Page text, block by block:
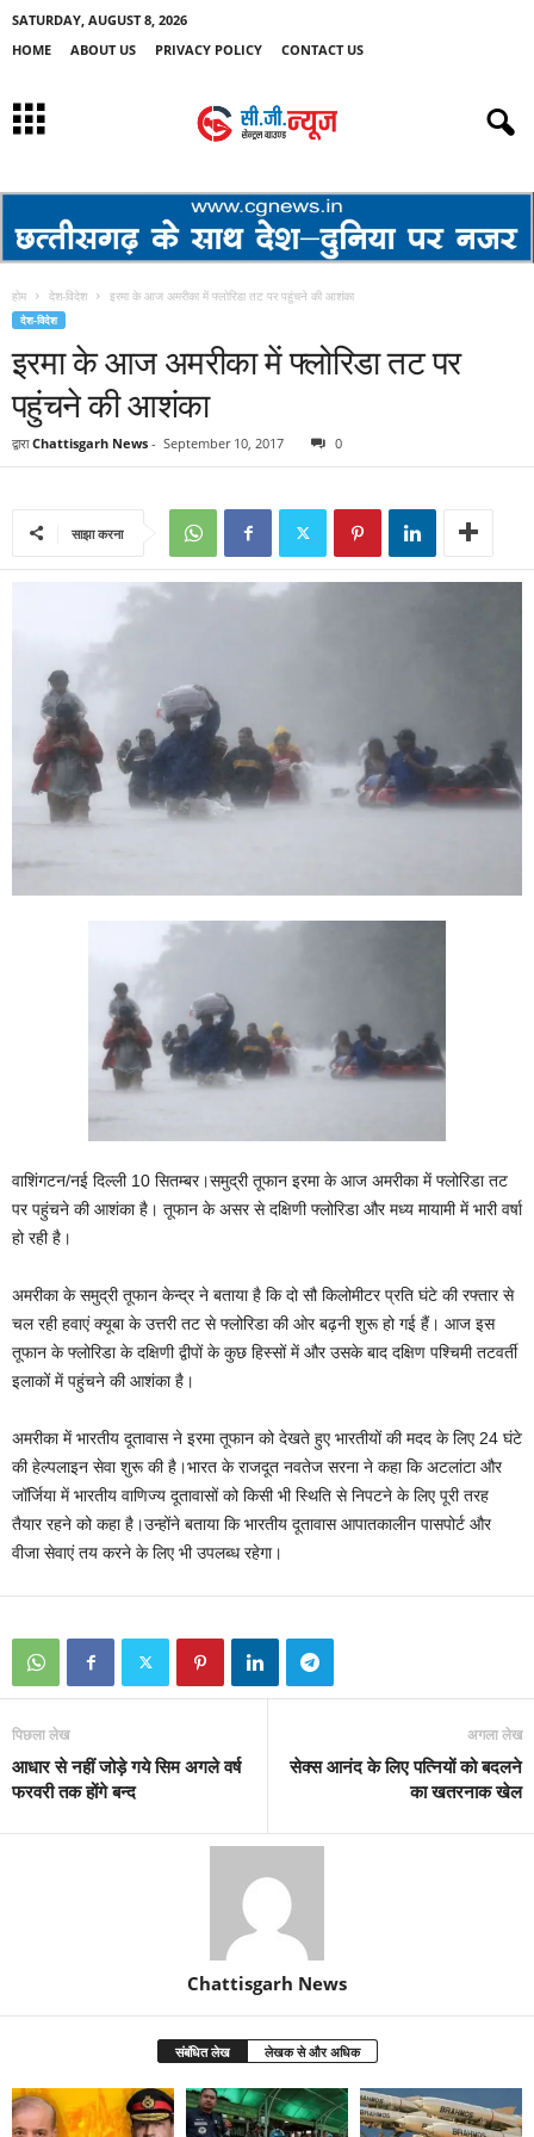
SATURDAY, AUGUST 8, 2026
HOME
ABOUT US PRIVACY POLICY CONTACT US
होम देश-विदेश इरमा के आज अमरीका में फ्लोरिडा तट पर पहुंचने की आशंका
देश-विदेश
इरमा के आज अमरीका में फ्लोरिडा तट पर
पहुंचने की आशंका
द्वारा Chattisgarh News - September 10, 2017 0
साझा करना
वाशिंगटन/नई दिल्ली 10 सितम्बर।समुद्री तूफान इरमा के आज अमरीका में फ्लोरिडा तट
पर पहुंचने की आशंका है। तूफान के असर से दक्षिणी फ्लोरिडा और मध्य मायामी में भारी वर्षा
हो रही है।
अमरीका के समुद्री तूफान केन्द्र ने बताया है कि दो सौ किलोमीटर प्रति घंटे की रफ्तार से
चल रही हवाएं क्यूबा के उत्तरी तट से फ्लोरिडा की ओर बढ़नी शुरू हो गई हैं। आज इस
तूफान के फ्लोरिडा के दक्षिणी द्वीपों के कुछ हिस्सों में और उसके बाद दक्षिण पश्चिमी तटवर्ती
इलाकों में पहुंचने की आशंका है।
अमरीका में भारतीय दूतावास ने इरमा तूफान को देखते हुए भारतीयों की मदद के लिए 24 घंटे
की हेल्पलाइन सेवा शुरू की है।भारत के राजदूत नवतेज सरना ने कहा कि अटलांटा और
जॉर्जिया में भारतीय वाणिज्य दूतावासों को किसी भी स्थिति से निपटने के लिए पूरी तरह
तैयार रहने को कहा है।उन्होंने बताया कि भारतीय दूतावास आपातकालीन पासपोर्ट और
वीजा सेवाएं तय करने के लिए भी उपलब्ध रहेगा।
पिछला लेख
आधार से नहीं जोड़े गये सिम अगले वर्ष
फरवरी तक होंगे बन्द
अगला लेख
सेक्स आनंद के लिए पत्नियों को बदलने
का खतरनाक खेल
Chattisgarh News
संबंधित लेख लेखक से और अधिक